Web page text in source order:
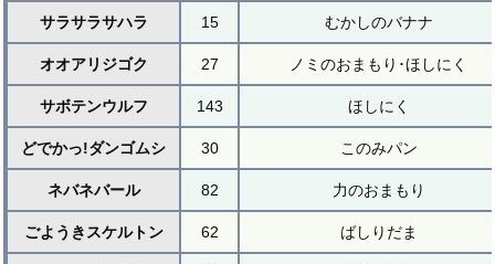
サラサラサハラ 15 むかしのバナナ
オオアリジゴク 27 ノミのおまもり･ほしにく
サボテンウルフ 143 ほしにく
どでかっ!ダンゴムシ 30 このみパン
ネバネバール 82 力のおまもり
ごようきスケルトン 62 ばしりだま